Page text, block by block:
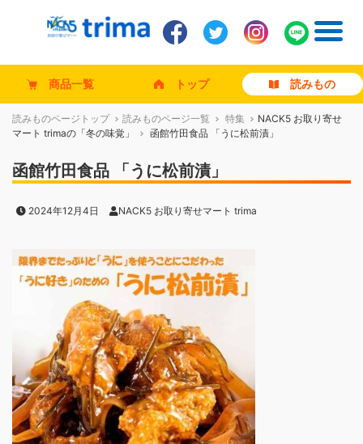
商品一覧 トップ 読みもの
読みものページトップ 読みものページ一覧 特集
NACK5 お取り寄せ
マート trimaの「冬の味覚」
函館竹田食品 「うに松前漬」
函館竹田食品 「うに松前漬」
2024年12月4日 NACK5 お取り寄せマート trima